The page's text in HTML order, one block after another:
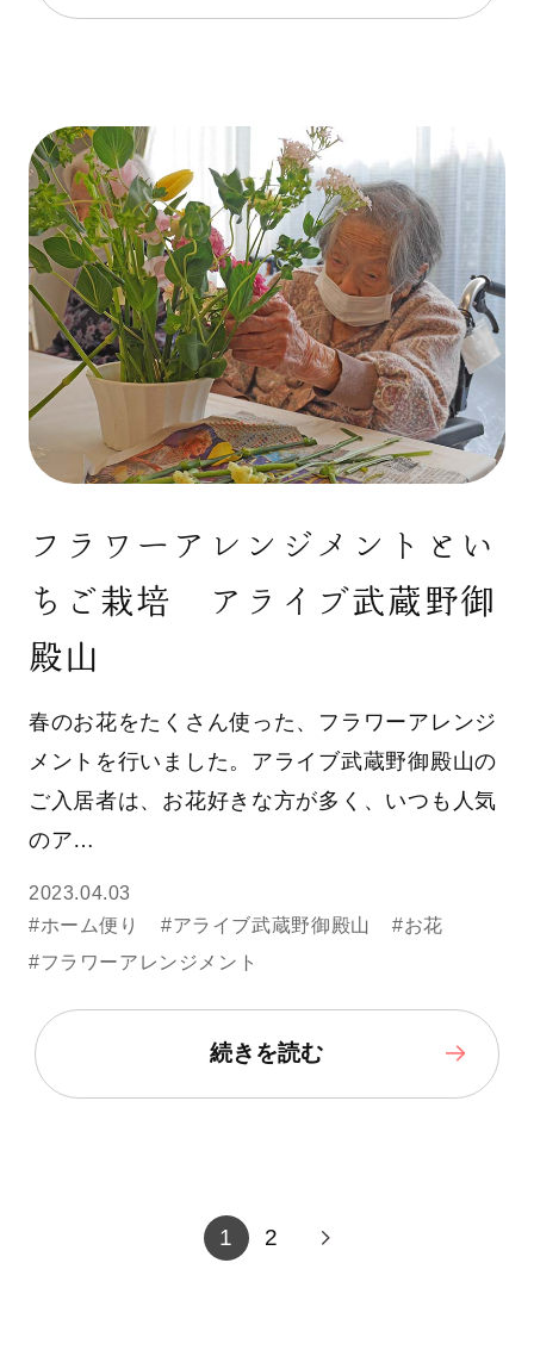
フラワーアレンジメントとい
ちご栽培 アライブ武蔵野御
殿山
春のお花をたくさん使った、フラワーアレンジ
メントを行いました。アライブ武蔵野御殿山の
ご入居者は、お花好きな方が多く、いつも人気
のア…
2023.04.03
#ホーム便り
#アライブ武蔵野御殿山
#お花
#フラワーアレンジメント
続きを読む
1 2